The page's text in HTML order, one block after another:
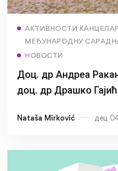
АКТИВНОСТИ
МЕЂУНАРОДНУ
НОВОСТИ
Доц. др Андреа
доц. др Драшко
CESPASWON мреже
Nataša Mirković дец